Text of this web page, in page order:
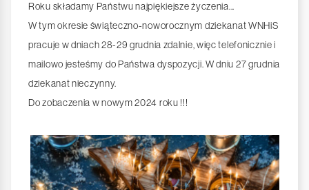
Roku składamy Państwu najpiękiejsze życzenia...
W tym okresie świąteczno-noworocznym dziekanat WNHiS
pracuje w dniach 28-29 grudnia zdalnie, więc telefonicznie i
mailowo jesteśmy do Państwa dyspozycji. W dniu 27 grudnia
dziekanat nieczynny.
Do zobaczenia w nowym 2024 roku !!!